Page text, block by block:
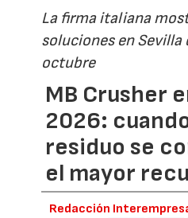
La firma italiana
soluciones en Sevilla
octubre
MB Crusher
2026:
residuo se
el mayor
Redacción